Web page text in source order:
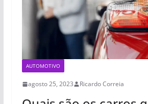
AUTOMOTIVO
agosto 25, 2023 Ricardo Correia